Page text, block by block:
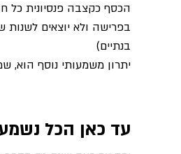
הכסף כקצבה פנסיונית כל
בפרישה ולא יוצאים
בנתיים)
יתרון משמעותי נוסף הוא,
עד כאן הכל